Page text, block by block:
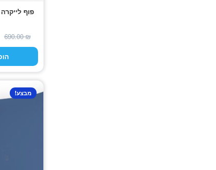
פוף
690.00₪
מבצע!